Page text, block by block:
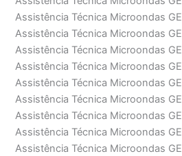
Assistência Técnica Microondas
Assistência Técnica Microondas
Assistência Técnica Microondas
Assistência Técnica Microondas
Assistência Técnica Microondas
Assistência Técnica Microondas
Assistência Técnica Microondas
Assistência Técnica Microondas
Assistência Técnica Microondas